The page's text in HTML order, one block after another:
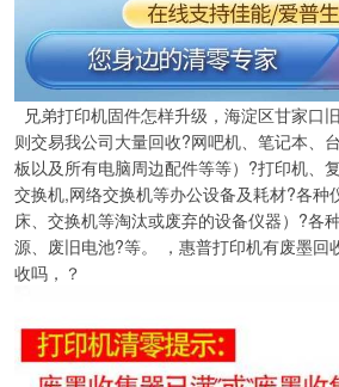
兄弟打印机固件怎样升级，海淀区甘家口
则交易我公司大量回收?网吧机、笔记本、
板以及所有电脑周边配件等等）?打印机、
交换机,网络交换机等办公设备及耗材?各种
床、交换机等淘汰或废弃的设备仪器）?各
源、废旧电池?等。 ，惠普打印机有废墨回
收吗，？